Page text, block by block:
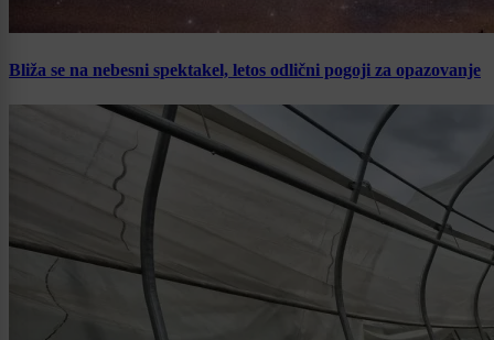
Bliža se na nebesni spektakel, letos odlični pogoji za opazovanje